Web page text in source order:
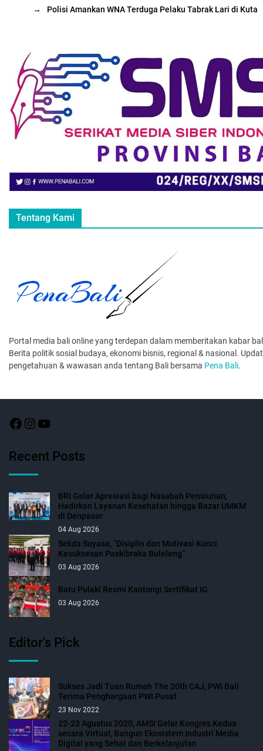
→ Polisi Amankan WNA Terduga Pelaku Tabrak Lari di Kuta
Tentang Kami
Portal media bali online yang terdepan dalam memberitakan kabar
Berita politik sosial budaya, ekonomi bisnis, regional & nasional.
pengetahuan & wawasan anda tentang Bali bersama Pena Bali.
Recent Posts
BRI Gelar Apresiasi bagi Nasabah Pensiunan,
Hadirkan Layanan Kesehatan hingga Bazar UMKM
di Denpasar
04 Aug 2026
Sekda Suyasa, “Disiplin dan Motivasi Kunci
Kesuksesan Paskibraka Buleleng”
03 Aug 2026
Batu Pulaki Resmi Kantongi Sertifikat IG
03 Aug 2026
Editor’s Pick
Sukses Jadi Tuan Rumah The 20th CAJ, PWI Bali
Terima Penghargaan PWI Pusat
23 Nov 2022
22-23 Agustus 2020, AMSI Gelar Kongres Kedua
secara Virtual, Bangun Ekosistem Industri Media
Digital yang Sehat dan Berkelanjutan